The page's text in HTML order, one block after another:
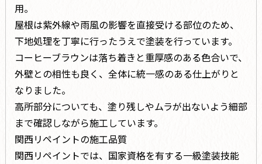
用。
屋根は紫外線や雨風の影響を直接受ける部位のため、
下地処理を丁寧に行ったうえで塗装を行っています。
コーヒーブラウンは落ち着きと重厚感のある色合いで、
外壁との相性も良く、全体に統一感のある仕上がりと
なりました。
高所部分についても、塗り残しやムラが出ないよう細部
まで確認しながら施工しています。
関西リペイントの施工品質
関西リペイントでは、国家資格を有する一級塗装技能